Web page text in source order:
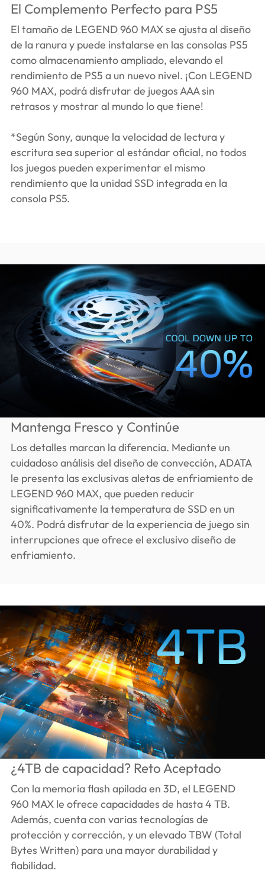
El Complemento Perfecto para PS5
El tamaño de LEGEND 960 MAX se ajusta al diseño
de la ranura y puede instalarse en las consolas PS5
como almacenamiento ampliado, elevando el
rendimiento de PS5 a un nuevo nivel. ¡Con LEGEND
960 MAX, podrá disfrutar de juegos AAA sin
retrasos y mostrar al mundo lo que tiene!
*Según Sony, aunque la velocidad de lectura y
escritura sea superior al estándar oficial, no todos
los juegos pueden experimentar el mismo
rendimiento que la unidad SSD integrada en la
consola PS5.
Mantenga Fresco y Continúe
Los detalles marcan la diferencia. Mediante un
cuidadoso análisis del diseño de convección, ADATA
le presenta las exclusivas aletas de enfriamiento de
LEGEND 960 MAX, que pueden reducir
significativamente la temperatura de SSD en un
40%. Podrá disfrutar de la experiencia de juego sin
interrupciones que ofrece el exclusivo diseño de
enfriamiento.
¿4TB de capacidad? Reto Aceptado
Con la memoria flash apilada en 3D, el LEGEND
960 MAX le ofrece capacidades de hasta 4 TB.
Además, cuenta con varias tecnologías de
protección y corrección, y un elevado TBW (Total
Bytes Written) para una mayor durabilidad y
fiabilidad.